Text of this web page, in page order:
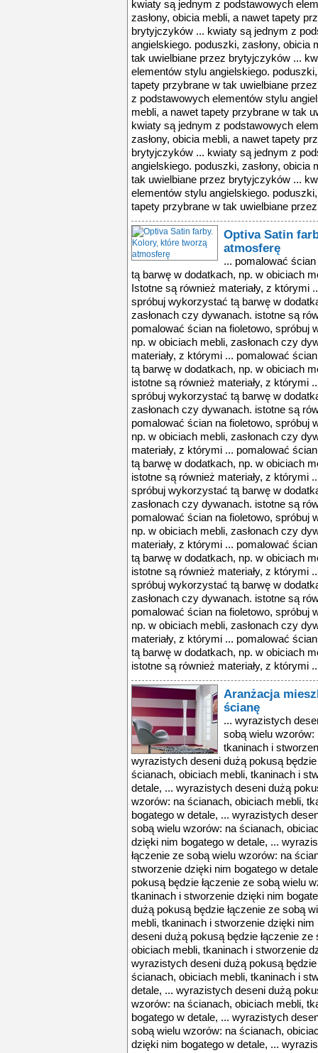
kwiaty są jednym z podstawowych
zasłony, obicia mebli, a nawet tapety
brytyjczyków ... kwiaty są jednym z
angielskiego. poduszki, zasłony, obicia
tak uwielbiane przez brytyjczyków ...
elementów stylu angielskiego.
tapety przybrane w tak uwielbiane
z podstawowych elementów stylu
mebli, a nawet tapety przybrane w tak
kwiaty są jednym z podstawowych
zasłony, obicia mebli, a nawet tapety
brytyjczyków ... kwiaty są jednym z
angielskiego. poduszki, zasłony, obicia
tak uwielbiane przez brytyjczyków ...
elementów stylu angielskiego.
tapety przybrane w tak uwielbiane
Optiva Satin
atmosferę
... pomalować
tą barwę w dodatkach, np. w obiciach
Istotne są również materiały, z którymi
spróbuj wykorzystać tą barwę w
zasłonach czy dywanach. istotne są
pomalować ścian na fioletowo, spróbuj
np. w obiciach mebli, zasłonach czy
materiały, z którymi ... pomalować
tą barwę w dodatkach, np. w obiciach
istotne są również materiały, z którymi
spróbuj wykorzystać tą barwę w
zasłonach czy dywanach. istotne są
pomalować ścian na fioletowo, spróbuj
np. w obiciach mebli, zasłonach czy
materiały, z którymi ... pomalować
tą barwę w dodatkach, np. w obiciach
istotne są również materiały, z którymi
spróbuj wykorzystać tą barwę w
zasłonach czy dywanach. istotne są
pomalować ścian na fioletowo, spróbuj
np. w obiciach mebli, zasłonach czy
materiały, z którymi ... pomalować
tą barwę w dodatkach, np. w obiciach
istotne są również materiały, z którymi
spróbuj wykorzystać tą barwę w
zasłonach czy dywanach. istotne są
pomalować ścian na fioletowo, spróbuj
np. w obiciach mebli, zasłonach czy
materiały, z którymi ... pomalować
tą barwę w dodatkach, np. w obiciach
istotne są również materiały, z którymi
Aranżacja
ścianę
... wyrazistych
sobą wielu
tkaninach i
wyrazistych deseni dużą pokusą
ścianach, obiciach mebli, tkaninach i
detale, ... wyrazistych deseni dużą
wzorów: na ścianach, obiciach mebli,
bogatego w detale, ... wyrazistych
sobą wielu wzorów: na ścianach,
dzięki nim bogatego w detale, ...
łączenie ze sobą wielu wzorów: na
stworzenie dzięki nim bogatego w
pokusą będzie łączenie ze sobą wielu
tkaninach i stworzenie dzięki nim
dużą pokusą będzie łączenie ze sobą
mebli, tkaninach i stworzenie dzięki
deseni dużą pokusą będzie łączenie
obiciach mebli, tkaninach i stworzenie
wyrazistych deseni dużą pokusą
ścianach, obiciach mebli, tkaninach i
detale, ... wyrazistych deseni dużą
wzorów: na ścianach, obiciach mebli,
bogatego w detale, ... wyrazistych
sobą wielu wzorów: na ścianach,
dzięki nim bogatego w detale, ...